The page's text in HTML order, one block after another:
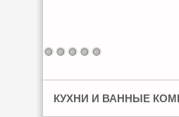
КУХНИ И ВАННЫЕ